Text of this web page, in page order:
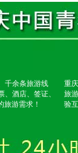
千余条旅游线
酒店、签证、
游需求！
重
旅
验